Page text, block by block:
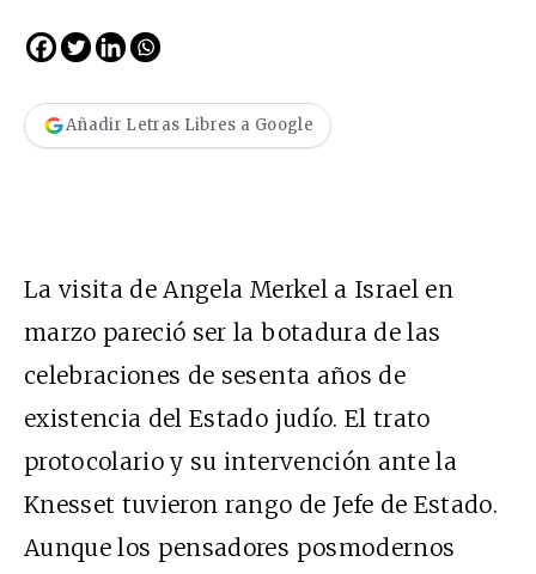
Añadir Letras Libres a Google
La visita de Angela Merkel a Israel en
marzo pareció ser la botadura de las
celebraciones de sesenta años de
existencia del Estado judío. El trato
protocolario y su intervención ante la
Knesset tuvieron rango de Jefe de Estado.
Aunque los pensadores posmodernos